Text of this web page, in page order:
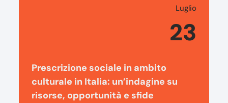
Luglio
23
Prescrizione sociale in ambito
culturale in Italia: un’indagine su
risorse, opportunità e sfide